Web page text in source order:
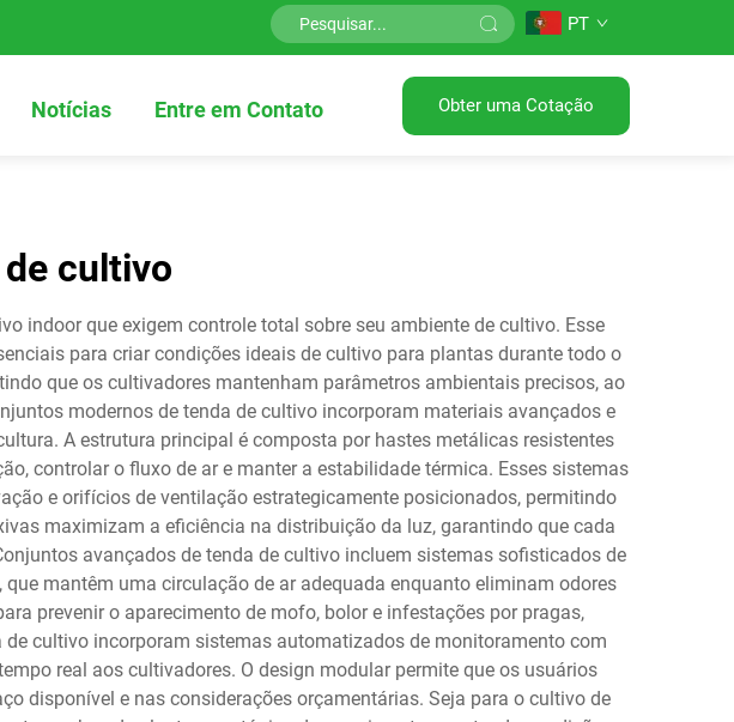
PT
Notícias Entre em Contato Obter uma Cotação
cultivo
indoor que exigem controle total sobre seu ambiente de cultivo. Esse
para criar condições ideais de cultivo para plantas durante todo o
que os cultivadores mantenham parâmetros ambientais precisos, ao
modernos de tenda de cultivo incorporam materiais avançados e
A estrutura principal é composta por hastes metálicas resistentes
controlar o fluxo de ar e manter a estabilidade térmica. Esses sistemas
e orifícios de ventilação estrategicamente posicionados, permitindo
maximizam a eficiência na distribuição da luz, garantindo que cada
avançados de tenda de cultivo incluem sistemas sofisticados de
mantêm uma circulação de ar adequada enquanto eliminam odores
prevenir o aparecimento de mofo, bolor e infestações por pragas,
cultivo incorporam sistemas automatizados de monitoramento com
real aos cultivadores. O design modular permite que os usuários
disponível e nas considerações orçamentárias. Seja para o cultivo de